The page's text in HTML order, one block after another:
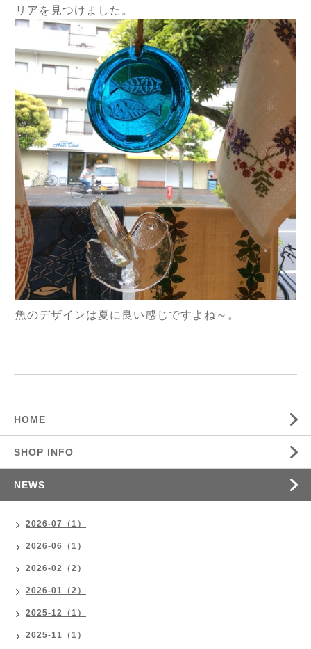
リアを見つけました。
魚のデザインは夏に良い感じですよね～。
HOME
SHOP INFO
NEWS
2026-07（1）
2026-06（1）
2026-02（2）
2026-01（2）
2025-12（1）
2025-11（1）